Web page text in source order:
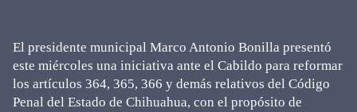
El presidente municipal Marco Antonio Bonilla presentó
este miércoles una iniciativa ante el Cabildo para reformar
los artículos 364, 365, 366 y demás relativos del Código
Penal del Estado de Chihuahua, con el propósito de